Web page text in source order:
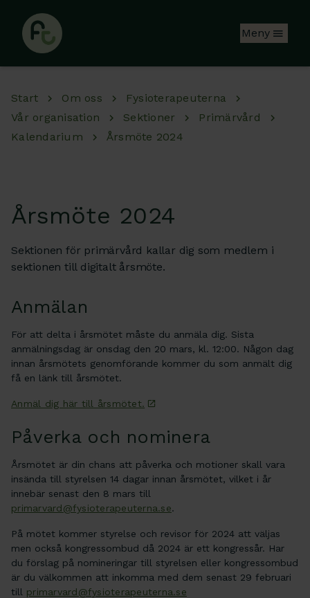
Meny
Start Om oss
Fysioterapeuterna
Vår organisation
Sektioner
Primärvård
Kalendarium
Årsmöte 2024
Årsmöte 2024
Sektionen för primärvård kallar dig som medlem i
sektionen till digitalt årsmöte.
Anmälan
För att delta i årsmötet måste du anmäla dig. Sista
anmälningsdag är onsdag den 20 mars, kl. 12:00. Någon dag
innan årsmötets genomförande kommer du som anmält dig
få en länk till årsmötet.
Anmäl dig här till årsmötet.
Påverka och nominera
Årsmötet är din chans att påverka och motioner skall vara
insända till styrelsen 14 dagar innan årsmötet, vilket i år
innebär senast den 8 mars till
primarvard@fysioterapeuterna.se.
På mötet kommer styrelse och revisor för 2024 att väljas
men också kongressombud då 2024 är ett kongressår. Har
du förslag på nomineringar till styrelsen eller kongressombud
är du välkommen att inkomma med dem senast 29 februari
till primarvard@fysioterapeuterna.se